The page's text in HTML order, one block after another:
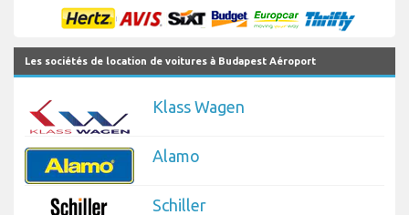
Les sociétés de location de voitures à Budapest Aéroport
Klass Wagen
Alamo
Schiller